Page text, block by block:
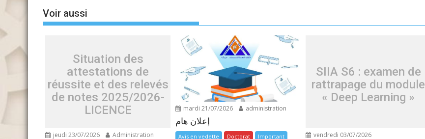
Voir aussi
Situation des
attestations de
réussite et des relevés
de notes 2025/2026-
LICENCE
jeudi 23/07/2026 Administration
mardi 21/07/2026 administration
إعلان هام
Avis en vedette Doctorat
Important
SIIA S6 : examen de
rattrapage du module
« Deep Learning »
vendredi 03/07/2026